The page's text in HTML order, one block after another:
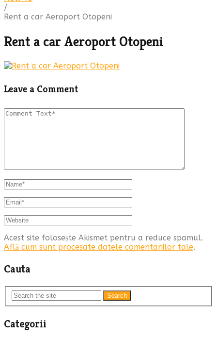
/
Rent a car Aeroport Otopeni
Rent a car Aeroport Otopeni
Leave a Comment
Acest site folosește Akismet pentru a reduce spamul.
Află cum sunt procesate datele comentariilor tale.
Cauta
Search
Categorii